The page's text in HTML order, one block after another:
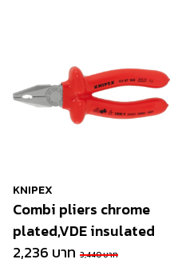
KNIPEX
Combi pliers chrome
plated,VDE insulated
2,236 บาท 3,440 บาท